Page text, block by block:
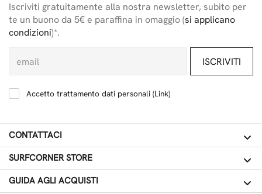
Iscriviti gratuitamente alla nostra newsletter, subito per
te un buono da 5€ e paraffina in omaggio (si applicano
condizioni)*.
ISCRIVITI
Accetto trattamento dati personali (Link)
CONTATTACI
SURFCORNER STORE
GUIDA AGLI ACQUISTI